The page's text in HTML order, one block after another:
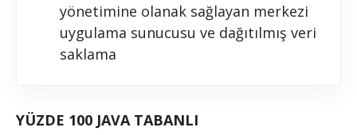
yönetimine olanak sağlayan merkezi
uygulama sunucusu ve dağıtılmış veri
saklama
YÜZDE 100 JAVA TABANLI